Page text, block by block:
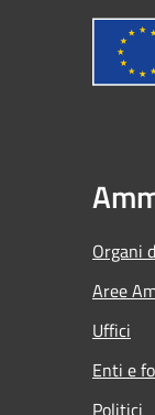
Organi
Aree
Uffici
Enti e
Politici